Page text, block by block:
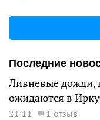
Последние
Ливневые дожди,
ожидаются в
21:11 1 отзыв